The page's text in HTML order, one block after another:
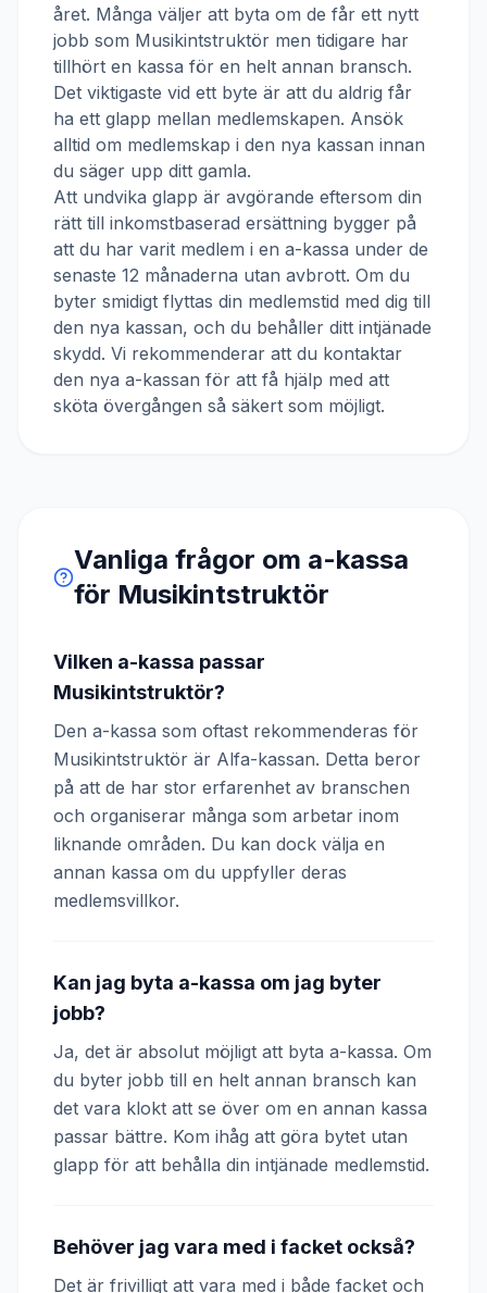
året. Många väljer att byta om de får ett nytt
jobb som Musikintstruktör men tidigare har
tillhört en kassa för en helt annan bransch.
Det viktigaste vid ett byte är att du aldrig får
ha ett glapp mellan medlemskapen. Ansök
alltid om medlemskap i den nya kassan innan
du säger upp ditt gamla.
Att undvika glapp är avgörande eftersom din
rätt till inkomstbaserad ersättning bygger på
att du har varit medlem i en a-kassa under de
senaste 12 månaderna utan avbrott. Om du
byter smidigt flyttas din medlemstid med dig till
den nya kassan, och du behåller ditt intjänade
skydd. Vi rekommenderar att du kontaktar
den nya a-kassan för att få hjälp med att
sköta övergången så säkert som möjligt.
Vanliga frågor om a-kassa
för Musikintstruktör
Vilken a-kassa passar
Musikintstruktör?
Den a-kassa som oftast rekommenderas för
Musikintstruktör är Alfa-kassan. Detta beror
på att de har stor erfarenhet av branschen
och organiserar många som arbetar inom
liknande områden. Du kan dock välja en
annan kassa om du uppfyller deras
medlemsvillkor.
Kan jag byta a-kassa om jag byter
jobb?
Ja, det är absolut möjligt att byta a-kassa. Om
du byter jobb till en helt annan bransch kan
det vara klokt att se över om en annan kassa
passar bättre. Kom ihåg att göra bytet utan
glapp för att behålla din intjänade medlemstid.
Behöver jag vara med i facket också?
Det är frivilligt att vara med i både facket och